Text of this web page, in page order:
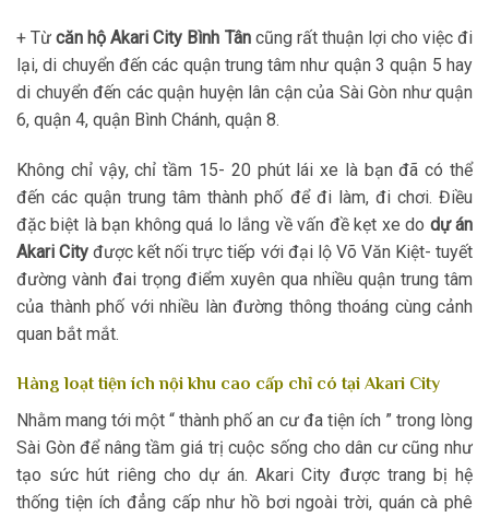
+ Từcăn hộ Akari City Bình Tâncũng rất thuận lợi cho việc đi
lại, di chuyển đến các quận trung tâm như quận 3 quận 5 hay
di chuyển đến các quận huyện lân cận của Sài Gòn như quận
6, quận 4, quận Bình Chánh, quận 8.
Không chỉ vậy, chỉ tầm 15- 20 phút lái xe là bạn đã có thể
đến các quận trung tâm thành phố để đi làm, đi chơi. Điều
đặc biệt là bạn không quá lo lắng về vấn đề kẹt xe do dự án
Akari City được kết nối trực tiếp với đại lộ Võ Văn Kiệt- tuyết
đường vành đai trọng điểm xuyên qua nhiều quận trung tâm
của thành phố với nhiều làn đường thông thoáng cùng cảnh
quan bắt mắt.
Hàng loạt tiện ích nội khu cao cấp chỉ có tại Akari City
Nhằm mang tới một “ thành phố an cư đa tiện ích ” trong lòng
Sài Gòn để nâng tầm giá trị cuộc sống cho dân cư cũng như
tạo sức hút riêng cho dự án. Akari City được trang bị hệ
thống tiện ích đẳng cấp như hồ bơi ngoài trời, quán cà phê